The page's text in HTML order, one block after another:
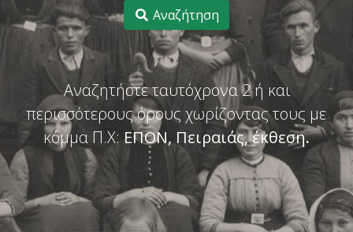
Αναζήτηση
Αναζητήστε ταυτόχρονα 2 ή και
περισσότερους όρους χωρίζοντας τους με
κόμμα Π.Χ: ΕΠΟΝ, Πειραιάς, έκθεση.